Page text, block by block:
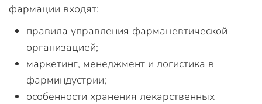
фармации входят:
правила управления фармацевтической
организацией;
маркетинг, менеджмент и логистика в
фарминдустрии;
особенности хранения лекарственных